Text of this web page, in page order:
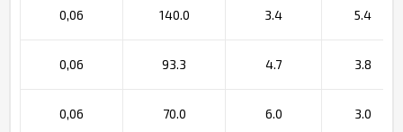
0,06 140.0 3.4 5.4
0,06 93.3 4.7 3.8
0,06 70.0 6.0 3.0